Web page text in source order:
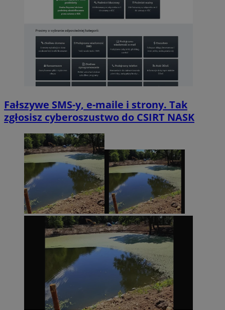
Fałszywe SMS-y, e-maile i strony. Tak
zgłosisz cyberoszustwo do CSIRT NASK